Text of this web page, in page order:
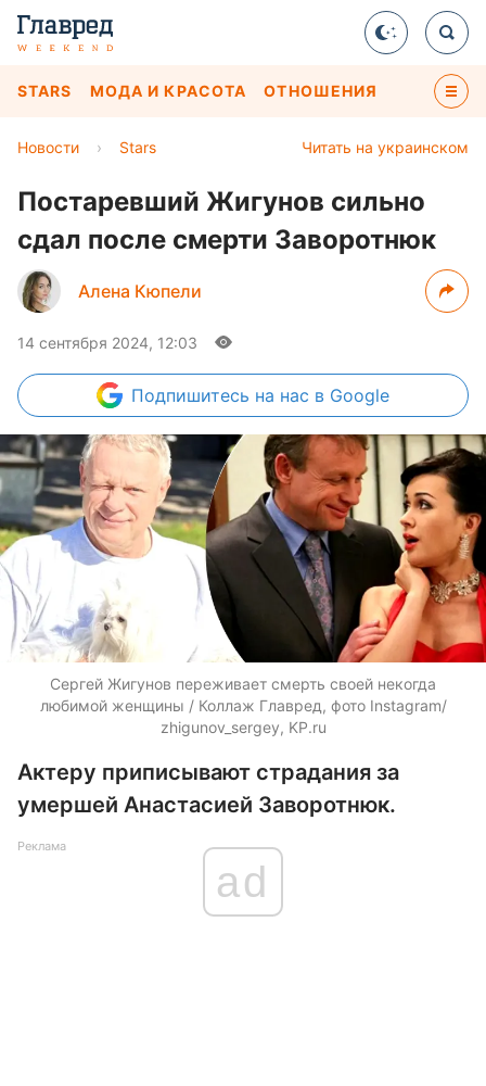
STARS МОДА И КРАСОТА ОТНОШЕНИЯ
Читать на украинском
Новости › Stars
Постаревший Жигунов сильно
сдал после смерти Заворотнюк
Алена Кюпели
14 сентября 2024, 12:03
Подпишитесь на нас в Google
Сергей Жигунов переживает смерть своей некогда
любимой женщины / Коллаж Главред, фото Instagram/
zhigunov_sergey, KP.ru
Актеру приписывают страдания за
умершей Анастасией Заворотнюк.
Реклама
ad